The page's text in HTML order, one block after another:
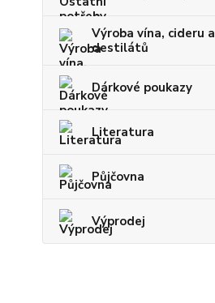
Výroba vína, cideru a
destilátů
Dárkové poukazy
Literatura
Půjčovna
Výprodej